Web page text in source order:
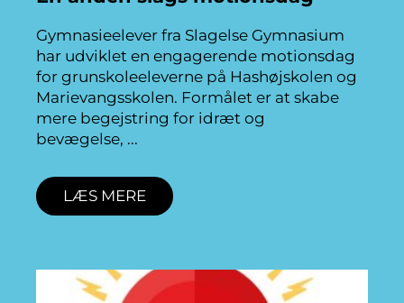
Gymnasieelever fra Slagelse Gymnasium
har udviklet en engagerende motionsdag
for grunskoleeleverne på Hashøjskolen og
Marievangsskolen. Formålet er at skabe
mere begejstring for idræt og
bevægelse,
LÆS MERE